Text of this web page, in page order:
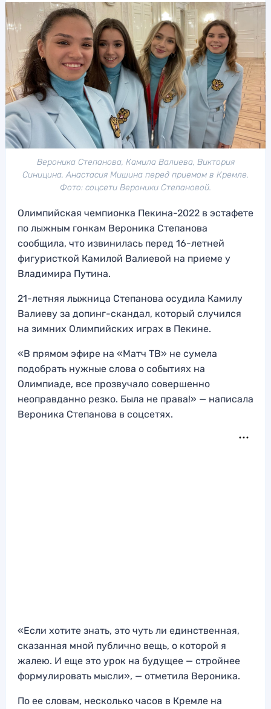
Вероника Степанова, Камила Валиева, Виктория
Синицина, Анастасия Мишина перед приемом в Кремле.
Фото: соцсети Вероники Степановой.
Олимпийская чемпионка Пекина-2022 в эстафете
по лыжным гонкам Вероника Степанова
сообщила, что извинилась перед 16-летней
фигуристкой Камилой Валиевой на приеме у
Владимира Путина.
21-летняя лыжница Степанова осудила Камилу
Валиеву за допинг-скандал, который случился
на зимних Олимпийских играх в Пекине.
«В прямом эфире на «Матч ТВ» не сумела
подобрать нужные слова о событиях на
Олимпиаде, все прозвучало совершенно
неоправданно резко. Была не права!» — написала
Вероника Степанова в соцсетях.
«Если хотите знать, это чуть ли единственная,
сказанная мной публично вещь, о которой я
жалею. И еще это урок на будущее — стройнее
формулировать мысли», — отметила Вероника.
По ее словам, несколько часов в Кремле на